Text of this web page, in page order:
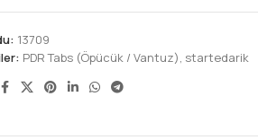
13709
PDR Tabs (Öpücük / Vantuz), startedarik